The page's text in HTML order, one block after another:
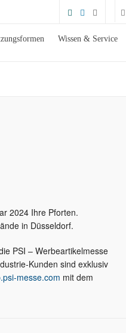
Wissen & Service
2024 Ihre Pforten.
in Düsseldorf.
PSI – Werbeartikelmesse
Kunden sind exklusiv
messe.com mit dem